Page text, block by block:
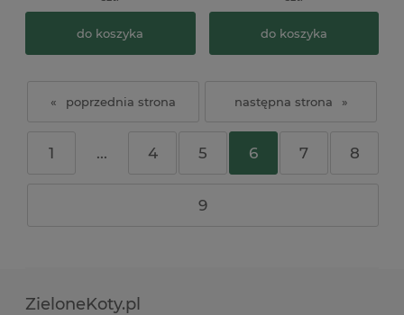
do koszyka do koszyka
«
1 ... 4 5 6 7 8
9
»
ZieloneKoty.pl